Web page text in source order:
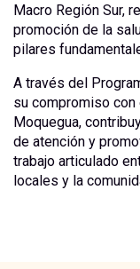
Macro Región Sur,
promoción de la
pilares
A través del
su compromiso
Moquegua,
de atención y
trabajo articulado
locales y la